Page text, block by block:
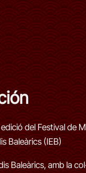
del Festival de
Baleàrics (IEB)
Baleàrics, amb la